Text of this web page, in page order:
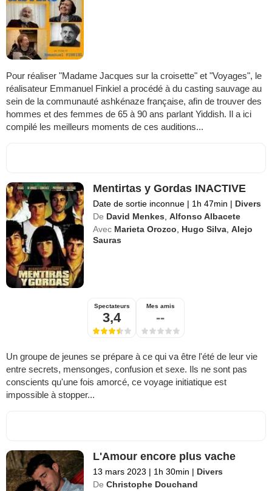
Pour réaliser "Madame Jacques sur la croisette" et "Voyages", le
réalisateur Emmanuel Finkiel a procédé à du casting sauvage au
sein de la communauté ashkénaze française, afin de trouver des
hommes et des femmes de 65 à 90 ans parlant Yiddish. Il a ici
compilé les meilleurs moments de ces auditions...
Mentirtas y Gordas INACTIVE
Date de sortie inconnue | 1h 47min | Divers
De David Menkes ,Alfonso Albacete
Avec Marieta Orozco Hugo Silva ,Alejo
Sauras
Spectateurs
3,4
Mes amis
--
Un groupe de jeunes se prépare à ce qui va être l'été de leur vie
entre secrets, mensonges, confusion et sexe. Ils ne sont pas
conscients qu'une fois amorcé, ce voyage initiatique est
impossible à stopper...
L'Amour encore plus vache
13 mars 2023 | 1h 30min | Divers
De Christophe Douchand